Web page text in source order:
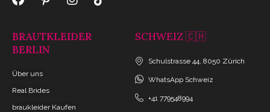
BRAUTKLEIDER
BERLIN
Über uns
Real Brides
braukleider Kaufen
SCHWEIZ 🇨🇭
Schulstrasse 44, 8050 Zürich
WhatsApp Schweiz
+41 779548994